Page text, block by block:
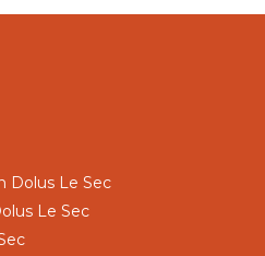
Dolus Le Sec
Le Sec